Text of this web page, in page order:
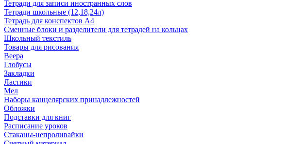
Тетради для записи иностранных слов
Тетради школьные (12,18,24л)
Тетрадь для конспектов А4
Сменные блоки и разделители для тетрадей на кольцах
Школьный текстиль
Товары для рисования
Веера
Глобусы
Закладки
Ластики
Мел
Наборы канцелярских принадлежностей
Обложки
Подставки для книг
Расписание уроков
Стаканы-непроливайки